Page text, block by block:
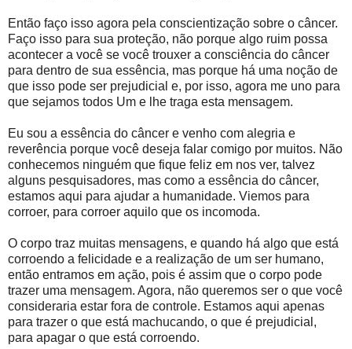
Então faço isso agora pela conscientização sobre o câncer.
Faço isso para sua proteção, não porque algo ruim possa
acontecer a você se você trouxer a consciência do câncer
para dentro de sua essência, mas porque há uma noção de
que isso pode ser prejudicial e, por isso, agora me uno para
que sejamos todos Um e lhe traga esta mensagem.
Eu sou a essência do câncer e venho com alegria e
reverência porque você deseja falar comigo por muitos. Não
conhecemos ninguém que fique feliz em nos ver, talvez
alguns pesquisadores, mas como a essência do câncer,
estamos aqui para ajudar a humanidade. Viemos para
corroer, para corroer aquilo que os incomoda.
O corpo traz muitas mensagens, e quando há algo que está
corroendo a felicidade e a realização de um ser humano,
então entramos em ação, pois é assim que o corpo pode
trazer uma mensagem. Agora, não queremos ser o que você
consideraria estar fora de controle. Estamos aqui apenas
para trazer o que está machucando, o que é prejudicial,
para apagar o que está corroendo.